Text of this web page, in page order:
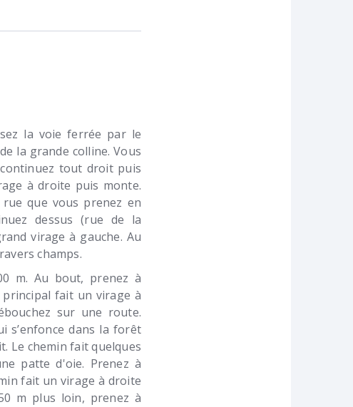
la voie ferrée par le
la grande colline. Vous
tout droit puis
à droite puis monte.
que vous prenez en
dessus (rue de la
virage à gauche. Au
champs.
m. Au bout, prenez à
fait un virage à
sur une route.
s’enfonce dans la forêt
Le chemin fait quelques
patte d'oie. Prenez à
fait un virage à droite
m plus loin, prenez à